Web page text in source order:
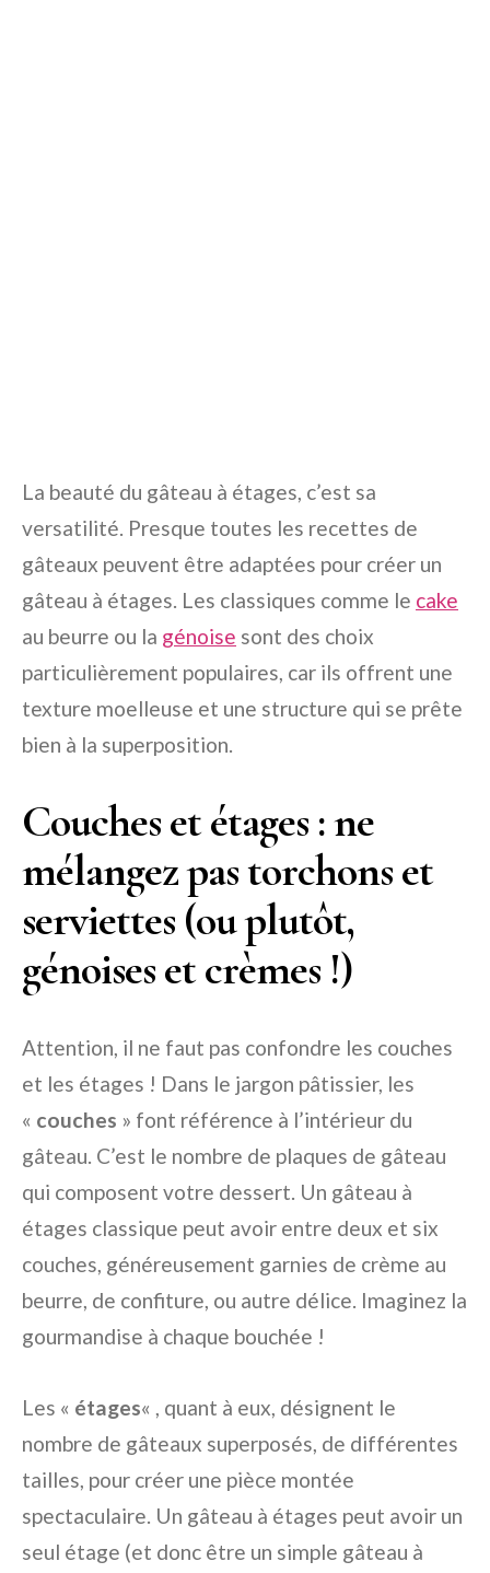
La beauté du gâteau à étages, c’est sa
versatilité. Presque toutes les recettes de
gâteaux peuvent être adaptées pour créer un
gâteau à étages. Les classiques comme le cake
au beurre ou la génoise sont des choix
particulièrement populaires, car ils offrent une
texture moelleuse et une structure qui se prête
bien à la superposition.
Couches et étages : ne
mélangez pas torchons et
serviettes (ou plutôt,
génoises et crèmes !)
Attention, il ne faut pas confondre les couches
et les étages ! Dans le jargon pâtissier, les
« couches » font référence à l’intérieur du
gâteau. C’est le nombre de plaques de gâteau
qui composent votre dessert. Un gâteau à
étages classique peut avoir entre deux et six
couches, généreusement garnies de crème au
beurre, de confiture, ou autre délice. Imaginez la
gourmandise à chaque bouchée !
Les « étages« , quant à eux, désignent le
nombre de gâteaux superposés, de différentes
tailles, pour créer une pièce montée
spectaculaire. Un gâteau à étages peut avoir un
seul étage (et donc être un simple gâteau à